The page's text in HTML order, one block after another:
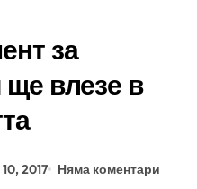
за
влезе в
2017 Няма коментари